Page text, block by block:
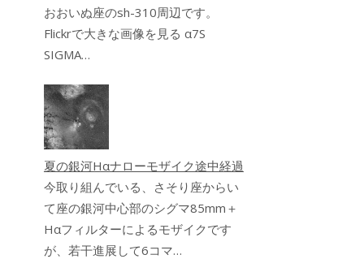
おおいぬ座のsh-310周辺です。
Flickrで大きな画像を見る α7S
SIGMA…
夏の銀河Hαナローモザイク途中経過
今取り組んでいる、さそり座からい
て座の銀河中心部のシグマ85mm＋
Hαフィルターによるモザイクです
が、若干進展して6コマ…